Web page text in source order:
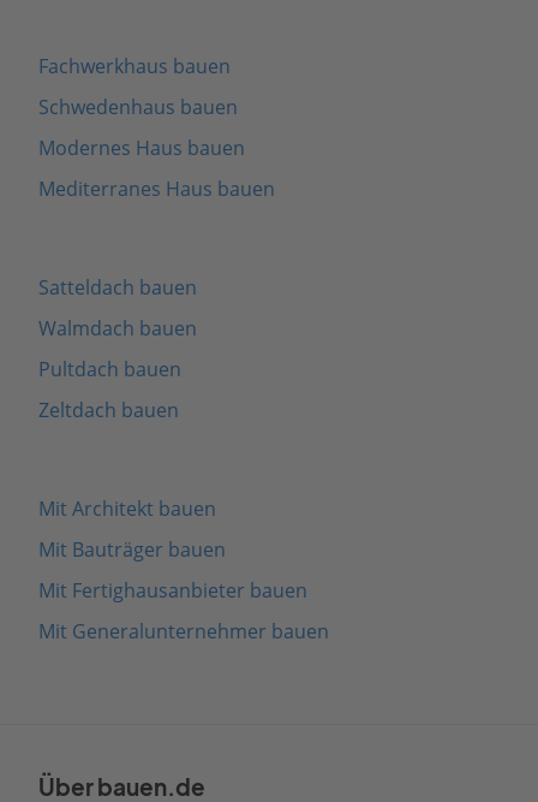
Fachwerkhaus bauen
Schwedenhaus bauen
Modernes Haus bauen
Mediterranes Haus bauen
Satteldach bauen
Walmdach bauen
Pultdach bauen
Zeltdach bauen
Mit Architekt bauen
Mit Bauträger bauen
Mit Fertighausanbieter bauen
Mit Generalunternehmer bauen
Über bauen.de